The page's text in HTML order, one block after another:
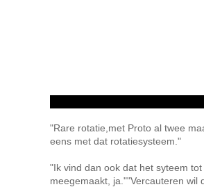
"Rare rotatie,met Proto al twee
eens met dat rotatiesysteem."
"Ik vind dan ook dat het syteem
meegemaakt, ja.""Vercauteren wil